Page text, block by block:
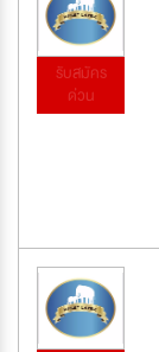
รับสมัคร
ด่วน